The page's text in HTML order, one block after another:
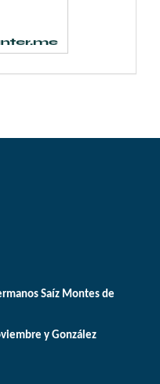
Saíz Montes de
y González